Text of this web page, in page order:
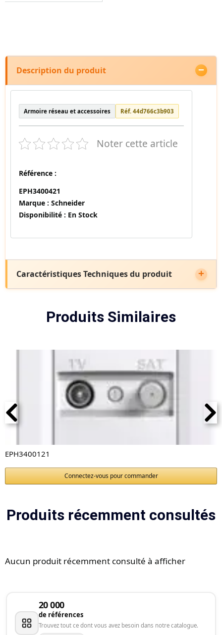
Description du produit
Armoire réseau et accessoires Réf. 44d766c3b903
Noter cette article
Référence :
EPH3400421
Marque : Schneider
Disponibilité : En Stock
Caractéristiques Techniques du produit
Produits Similaires
EPH3400121
Connectez-vous pour commander
Produits récemment consultés
Aucun produit récemment consulté à afficher
20 000
de références
Trouvez tout ce dont vous avez besoin dans notre catalogue.